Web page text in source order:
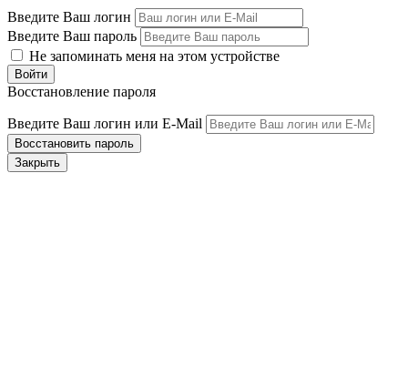
Введите Ваш логин
Введите Ваш пароль
Не запоминать меня на этом устройстве
Восстановление пароля
Введите Ваш логин или E-Mail
Закрыть